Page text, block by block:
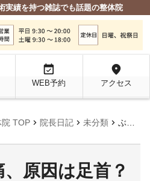
実績を持つ雑誌でも話題の整体院
event_available
WEB予約
location_on
アクセス
TOP chevron_right 院長日記 chevron_right 未分類 chevron_right ぶり返す腰痛、原因は足首？
原因は足首？